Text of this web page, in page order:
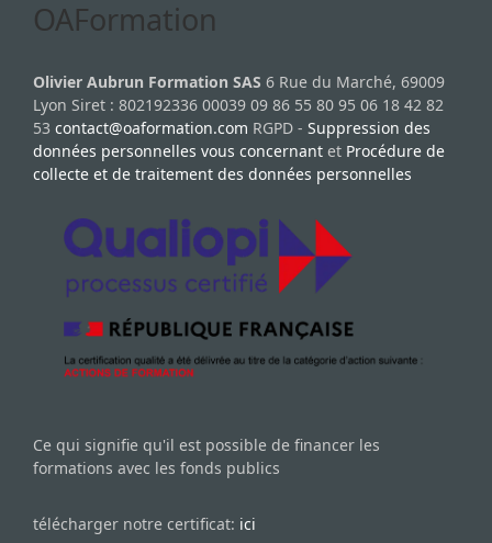
OAFormation
Olivier Aubrun Formation SAS 6 Rue du Marché, 69009
Lyon Siret : 802192336 00039 09 86 55 80 95 06 18 42 82
53 contact@oaformation.com RGPD - Suppression des
données personnelles vous concernant et Procédure de
collecte et de traitement des données personnelles
Ce qui signifie qu'il est possible de financer les
formations avec les fonds publics
télécharger notre certificat: ici